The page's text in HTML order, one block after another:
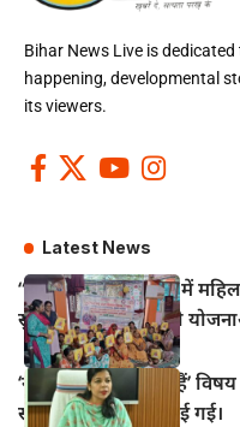
Bihar News Live is
happening, developmental
its viewers.
Latest News
“सखी वार्ता” कार्यक्रम में
सुरक्षा एवं कल्याणकारी
‘नदियाँ क्यों महत्वपूर्ण हैं’
संरक्षण की शपथ दिलाई गई।